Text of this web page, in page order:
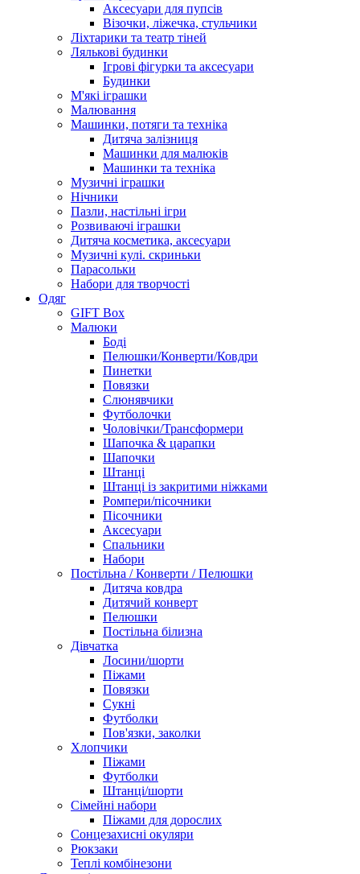
Аксесуари для пупсів
Візочки, ліжечка, стульчики
Ліхтарики та театр тіней
Лялькові будинки
Ігрові фігурки та аксесуари
Будинки
М'які іграшки
Малювання
Машинки, потяги та техніка
Дитяча залізниця
Машинки для малюків
Машинки та техніка
Музичні іграшки
Нічники
Пазли, настільні ігри
Розвиваючі іграшки
Дитяча косметика, аксесуари
Музичні кулі. скриньки
Парасольки
Набори для творчості
Одяг
GIFT Box
Малюки
Боді
Пелюшки/Конверти/Ковдри
Пинетки
Повязки
Слюнявчики
Футболочки
Чоловічки/Трансформери
Шапочка & царапки
Шапочки
Штанці
Штанці із закритими ніжками
Ромпери/пісочники
Пісочники
Аксесуари
Спальники
Набори
Постільна / Конверти / Пелюшки
Дитяча ковдра
Дитячий конверт
Пелюшки
Постільна білизна
Дівчатка
Лосини/шорти
Піжами
Повязки
Сукні
Футболки
Пов'язки, заколки
Хлопчики
Піжами
Футболки
Штанці/шорти
Сімейні набори
Піжами для дорослих
Сонцезахисні окуляри
Рюкзаки
Теплі комбінезони